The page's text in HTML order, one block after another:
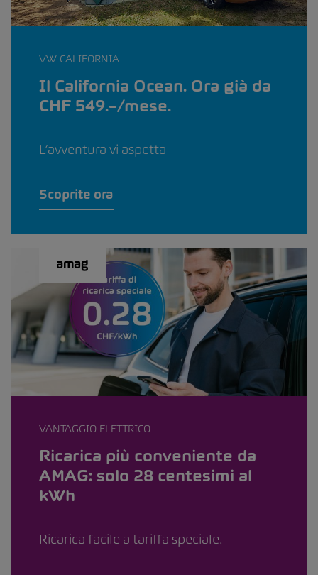
VW CALIFORNIA
Il California Ocean. Ora già da
CHF 549.–/mese.
L’avventura vi aspetta
Scoprite ora
VANTAGGIO ELETTRICO
Ricarica più conveniente da
AMAG: solo 28 centesimi al
kWh
Ricarica facile a tariffa speciale.